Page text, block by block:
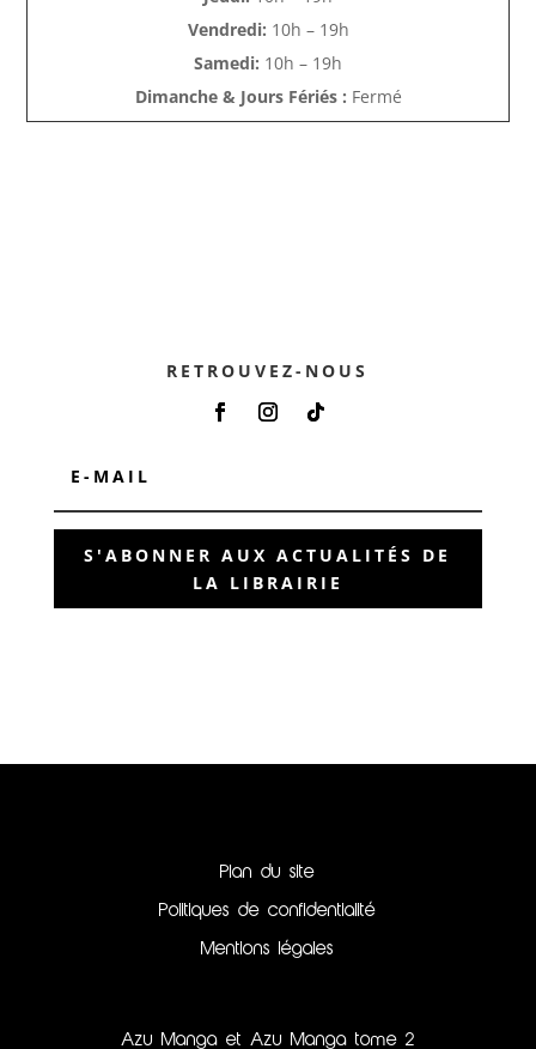
Vendredi: 10h – 19h
Samedi: 10h – 19h
Dimanche & Jours Fériés : Fermé
RETROUVEZ-NOUS
S'ABONNER AUX ACTUALITÉS DE
LA LIBRAIRIE
Plan du site
Politiques de confidentialité
Mentions légales
Azu Manga et Azu Manga tome 2